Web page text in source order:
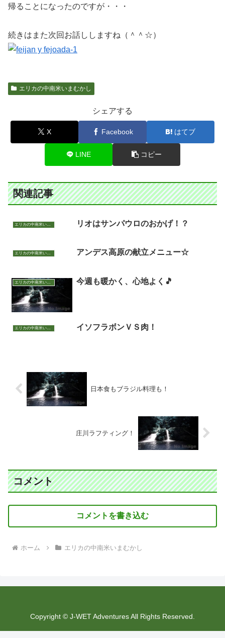
帰ることになったのですが・・・
続きはまた次回お話ししますね（＾＾☆）
エリカの中南米いまむかし
シェアする
X Facebook はてブ
LINE コピー
関連記事
エリカの中南米いまむかし リオはサンパウロのおかげ！？
エリカの中南米いまむかし アンデス高原の献立メニュー☆
エリカの中南米いまむかし 今週も暖かく、心地よく🎵
エリカの中南米いまむかし イソフラボンＶＳ肉！
日本食もブラジル料理も！
庄川ラフティング！
コメント
コメントを書き込む
ホーム エリカの中南米いまむかし
Copyright © J-WET Adventures All Rights Reserved.